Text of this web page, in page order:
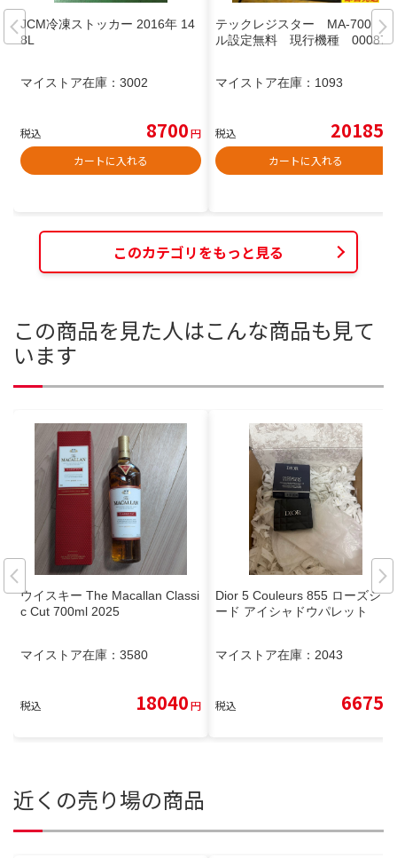
JCM冷凍ストッカー 2016年 14
8L
マイストア在庫： 3002
税込 8700円
カートに入れる
テックレジスター MA-700 フ
ル設定無料 現行機種 000877
マイストア在庫： 1093
税込 20185
カートに入れる
このカテゴリをもっと見る
この商品を見た人はこんな商品も見て
います
ウイスキー The Macallan Classi
c Cut 700ml 2025
マイストア在庫： 3580
税込 18040円
Dior 5 Couleurs 855 ローズシェ
ード アイシャドウパレット
マイストア在庫： 2043
税込 6675
近くの売り場の商品